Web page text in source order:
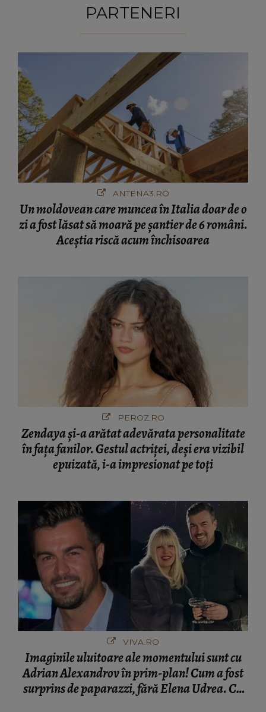
PARTENERI
ANTENA3.RO
Un moldovean care muncea în Italia doar de o
zi a fost lăsat să moară pe şantier de 6 români.
Aceștia riscă acum închisoarea
PEROZ.RO
Zendaya și-a arătat adevărata personalitate
în fața fanilor. Gestul actriței, deși era vizibil
epuizată, i-a impresionat pe toți
VIVA.RO
Imaginile uluitoare ale momentului sunt cu
Adrian Alexandrov în prim-plan! Cum a fost
surprins de paparazzi, fără Elena Udrea. Cu